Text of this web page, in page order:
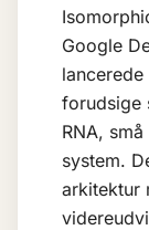
Google
forudsige
RNA,
system.
arkitektur